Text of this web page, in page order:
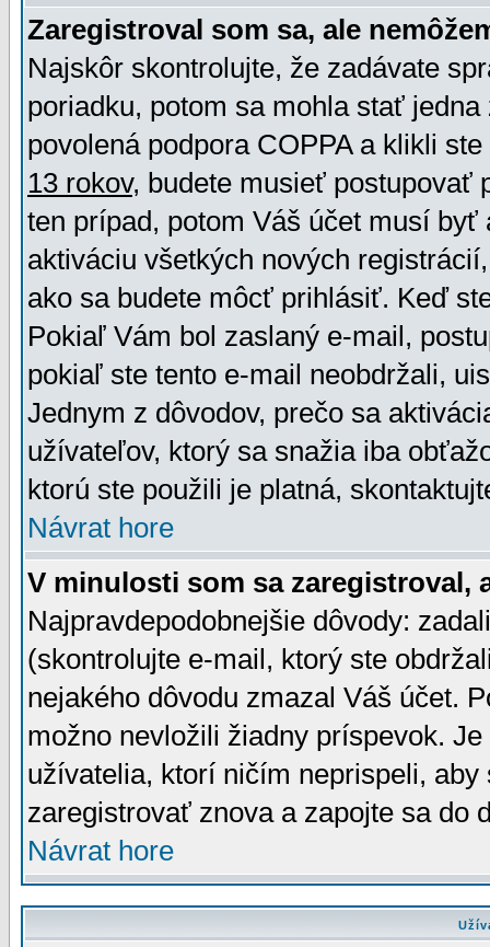
Zaregistroval som sa, ale
Najskôr skontrolujte, že zadávate
poriadku, potom sa mohla stať
povolená podpora COPPA a klikli
13 rokov, budete musieť postupovať
ten prípad, potom Váš účet musí
aktiváciu všetkých nových
ako sa budete môcť prihlásiť. Keď
Pokiaľ Vám bol zaslaný e-mail,
pokiaľ ste tento e-mail neobdržali,
Jednym z dôvodov, prečo sa
užívateľov, ktorý sa snažia iba
ktorú ste použili je platná,
Návrat hore
V minulosti som sa zaregistroval,
Najpravdepodobnejšie dôvody:
(skontrolujte e-mail, ktorý ste
nejakého dôvodu zmazal Váš účet.
možno nevložili žiadny príspevok.
užívatelia, ktorí ničím neprispeli,
zaregistrovať znova a zapojte sa do
Návrat hore